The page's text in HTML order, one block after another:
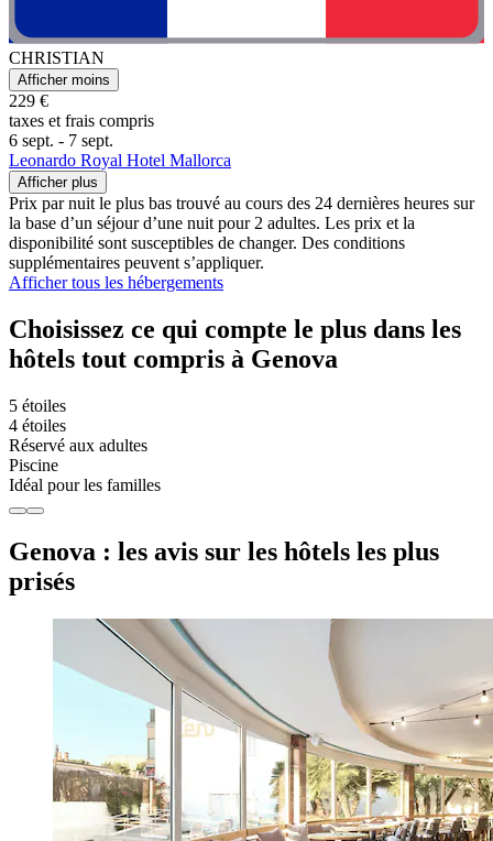
CHRISTIAN
Afficher moins
229 €
taxes et frais compris
6 sept. - 7 sept.
Leonardo Royal Hotel Mallorca
Afficher plus
Prix par nuit le plus bas trouvé au cours des 24 dernières heures sur
la base d’un séjour d’une nuit pour 2 adultes. Les prix et la
disponibilité sont susceptibles de changer. Des conditions
supplémentaires peuvent s’appliquer.
Afficher tous les hébergements
Choisissez ce qui compte le plus dans les
hôtels tout compris à Genova
5 étoiles
4 étoiles
Réservé aux adultes
Piscine
Idéal pour les familles
Genova : les avis sur les hôtels les plus
prisés